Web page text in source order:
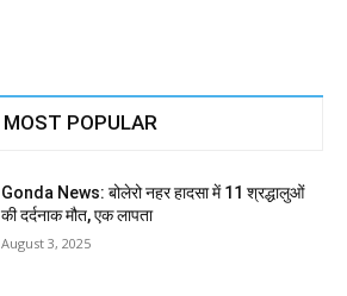
MOST POPULAR
Gonda News: बोलेरो नहर हादसा में 11 श्रद्धालुओं
की दर्दनाक मौत, एक लापता
August 3, 2025